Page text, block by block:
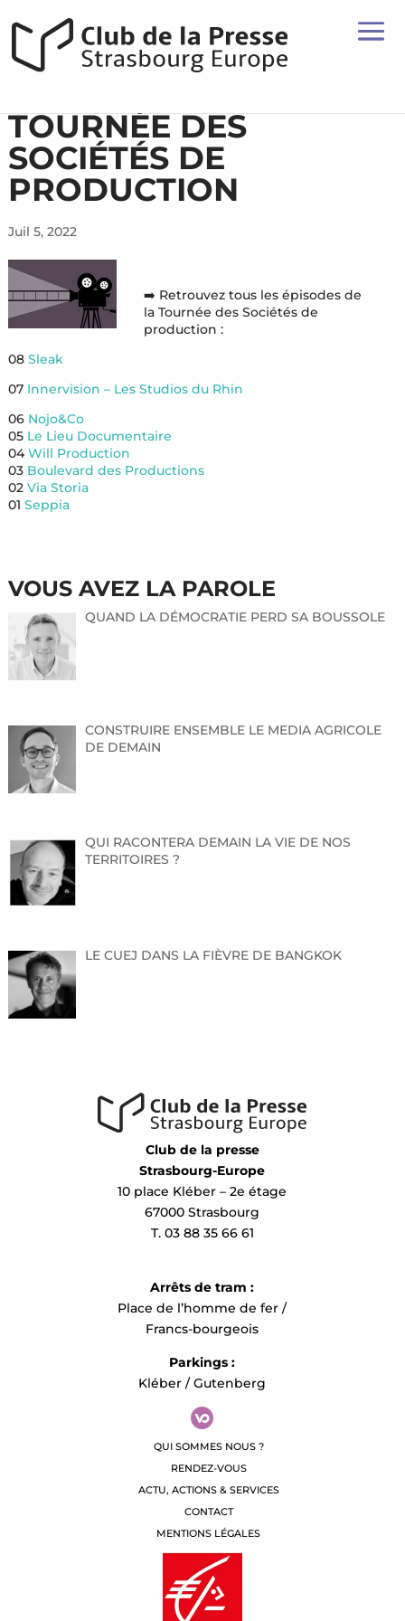
TOURNÉE DES
SOCIÉTÉS DE
PRODUCTION
Juil 5, 2022
➡️ Retrouvez tous les épisodes de
la Tournée des Sociétés de
production :
08 Sleak
07 Innervision – Les Studios du Rhin
06 Nojo&Co
05 Le Lieu Documentaire
04Will Production
03 Boulevard des Productions
02 Via Storia
01 Seppia
VOUS AVEZ LA PAROLE
QUAND LA DÉMOCRATIE PERD SA BOUSSOLE
CONSTRUIRE ENSEMBLE LE MEDIA AGRICOLE
DE DEMAIN
QUI RACONTERA DEMAIN LA VIE DE NOS
TERRITOIRES ?
LE CUEJ DANS LA FIÈVRE DE BANGKOK
Club de la presse
Strasbourg-Europe
10 place Kléber – 2e étage
67000 Strasbourg
T. 03 88 35 66 61
Arrêts de tram :
Place de l’homme de fer /
Francs-bourgeois
Parkings :
Kléber / Gutenberg
QUI SOMMES NOUS ?
RENDEZ-VOUS
ACTU, ACTIONS & SERVICES
CONTACT
MENTIONS LÉGALES